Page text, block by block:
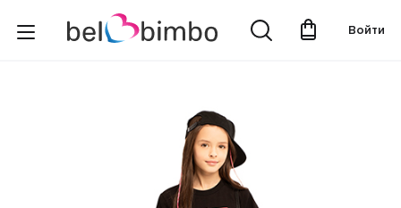
Войти